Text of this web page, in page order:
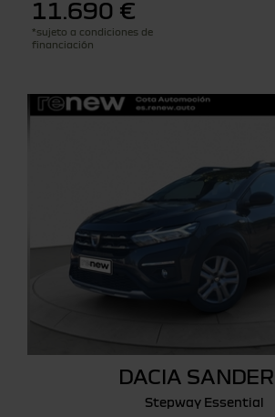
11.690 €
*sujeto a condiciones de
financiación
DACIA
Stepway Essential